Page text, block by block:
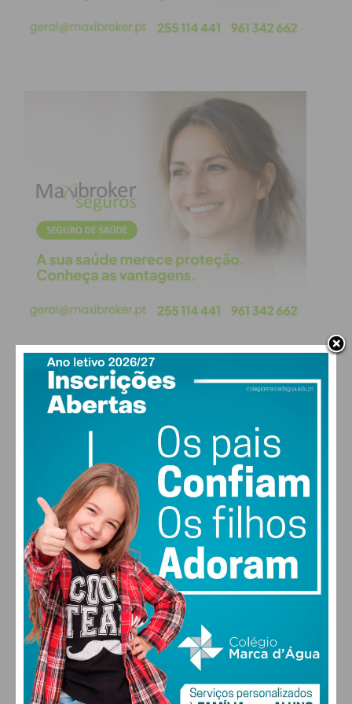
Imediato
Assine nossa newsletter por e-mail e
obtenha de forma regular a informação
atualizada.
condições
PAÇOS DE FERREIRA
°
47% humidade
vento: 4m/s O
MAX 29 • MIN 28
29°
QUI
30
SEX
29
SÁB
27 °
DOM
ALTERAR